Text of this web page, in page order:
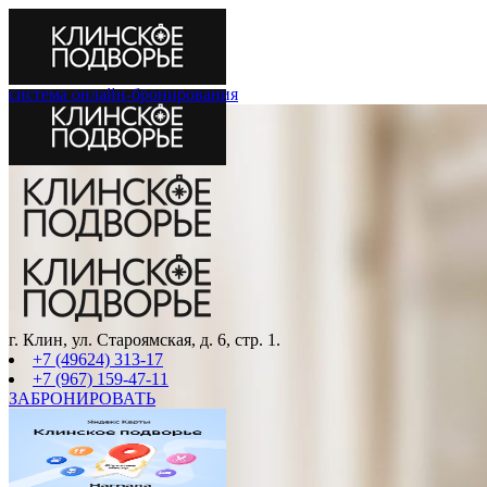
г. Клин, ул. Староямская, д. 6, стр. 1.
+7 (49624) 313-17
+7 (967) 159-47-11
ЗАБРОНИРОВАТЬ
система онлайн-бронирования